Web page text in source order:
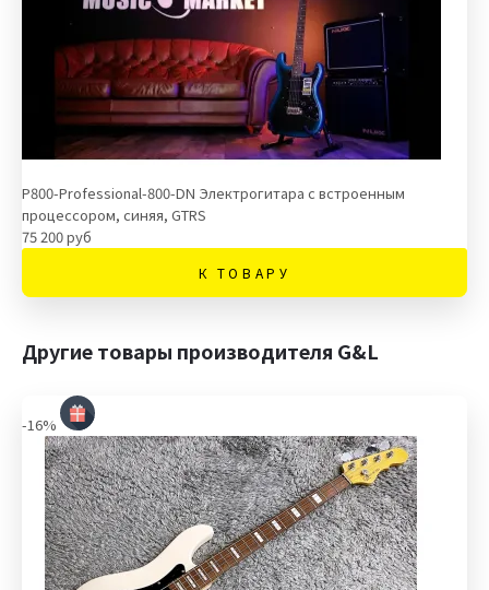
P800-Professional-800-DN Электрогитара с встроенным
процессором, синяя, GTRS
75 200 руб
К ТОВАРУ
Другие товары производителя G&L
-16%